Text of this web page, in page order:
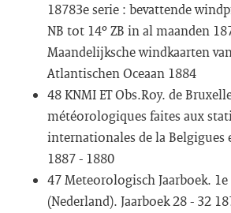
18783e serie : bevattende
NB tot 14º ZB in al maanden
Maandelijksche windkaarten
Atlantischen Oceaan 1884
48 KNMI ET Obs.Roy. de
météorologiques faites aux
internationales de la Belgigues
1887 - 1880
47 Meteorologisch Jaarboek. 1e
(Nederland). Jaarboek 28 - 32